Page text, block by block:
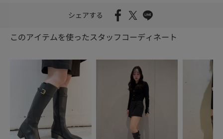
シェアする
このアイテムを使ったスタッフコーディネート